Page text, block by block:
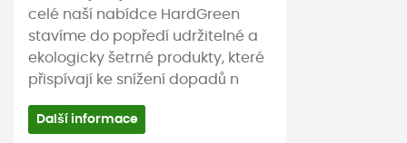
celé naší nabídce HardGreen
stavíme do popředí udržitelné a
ekologicky šetrné produkty, které
přispívají ke snížení dopadů n
Další informace